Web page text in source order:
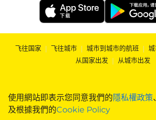
使用網站即表示您同意我們的隱私權政策、
及根據我們的Cookie Policy
飞往国家 | 飞往城市 | 城市到城市的航班 |
从国家出发 | 从城市出发